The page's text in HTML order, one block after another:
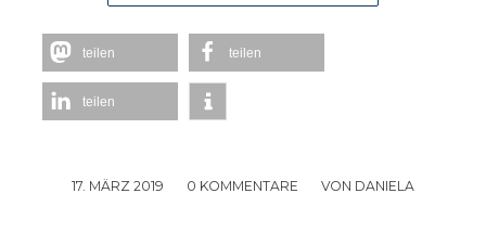
teilen teilen
teilen
17. MÄRZ 2019
/ 0 KOMMENTARE
/ VON DANIELA